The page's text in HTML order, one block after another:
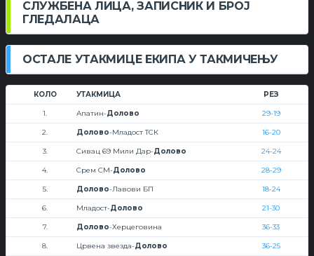
СЛУЖБЕНА ЛИЦА, ЗАПИСНИК И БРОЈ
ГЛЕДАЛАЦА
ОСТАЛЕ УТАКМИЦЕ ЕКИПА У ТАКМИЧЕЊУ
КОЛО УТАКМИЦА РЕЗ
1. Апатин-Долово 29-19
2. Долово-Младост ТСК 16-20
3. Сивац 69 Мили Дар-Долово 24-24
4. Срем СМ-Долово 28-29
5. Долово-Лавови БП 18-24
6. Младост-Долово 21-30
7. Долово-Херцеговина 36-33
8. Црвена звезда-Долово 36-25